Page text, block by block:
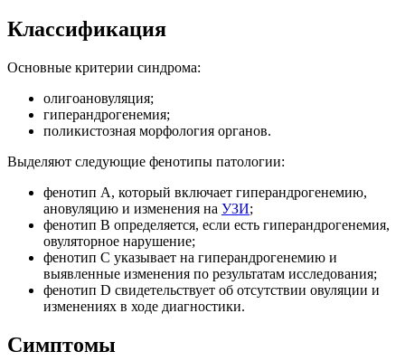
Классификация
Основные критерии синдрома:
олигоановуляция;
гиперандрогенемия;
поликистозная морфология органов.
Выделяют следующие фенотипы патологии:
фенотип А, который включает гиперандрогенемию,
ановуляцию и изменения на УЗИ;
фенотип В определяется, если есть гиперандрогенемия,
овуляторное нарушение;
фенотип С указывает на гиперандрогенемию и
выявленные изменения по результатам исследования;
фенотип D свидетельствует об отсутствии овуляции и
изменениях в ходе диагностики.
Симптомы